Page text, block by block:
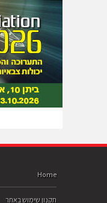
Home
תקנון שימוש באתר